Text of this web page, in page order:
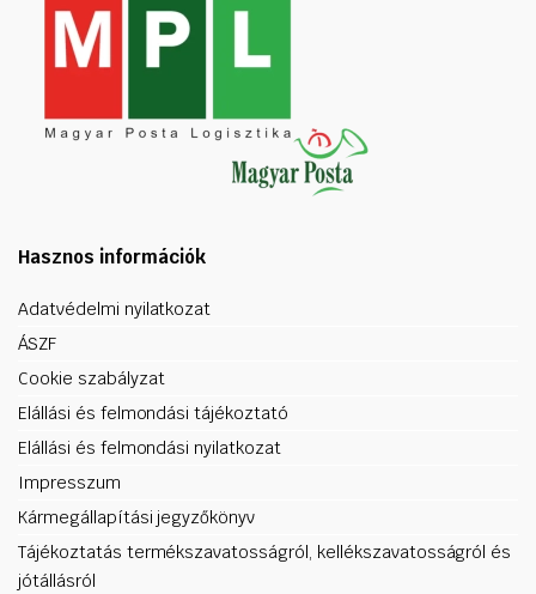
Hasznos információk
Adatvédelmi nyilatkozat
ÁSZF
Cookie szabályzat
Elállási és felmondási tájékoztató
Elállási és felmondási nyilatkozat
Impresszum
Kármegállapítási jegyzőkönyv
Tájékoztatás termékszavatosságról, kellékszavatosságról és
jótállásról